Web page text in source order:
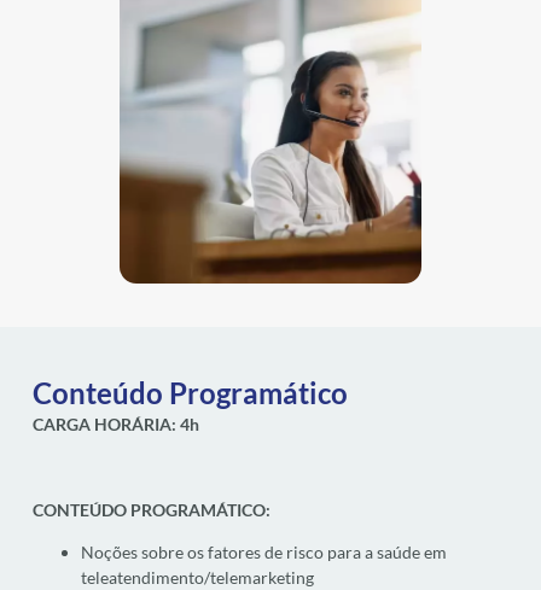
Conteúdo Programático
CARGA HORÁRIA: 4h
CONTEÚDO PROGRAMÁTICO:
Noções sobre os fatores de risco para a saúde em
teleatendimento/telemarketing